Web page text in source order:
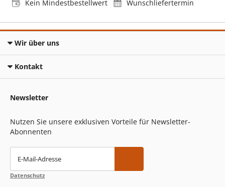
Kein Mindestbestellwert
Wunschliefertermin
Wir über uns
Kontakt
Newsletter
Nutzen Sie unsere exklusiven Vorteile für Newsletter-
Abonnenten
E-Mail-Adresse
Datenschutz